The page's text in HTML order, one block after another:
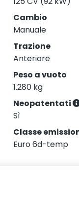
Cambio
Manuale
Trazione
Anteriore
Peso a vuoto
1.280 kg
Neopatentati
Sì
Classe
Euro 6d-temp